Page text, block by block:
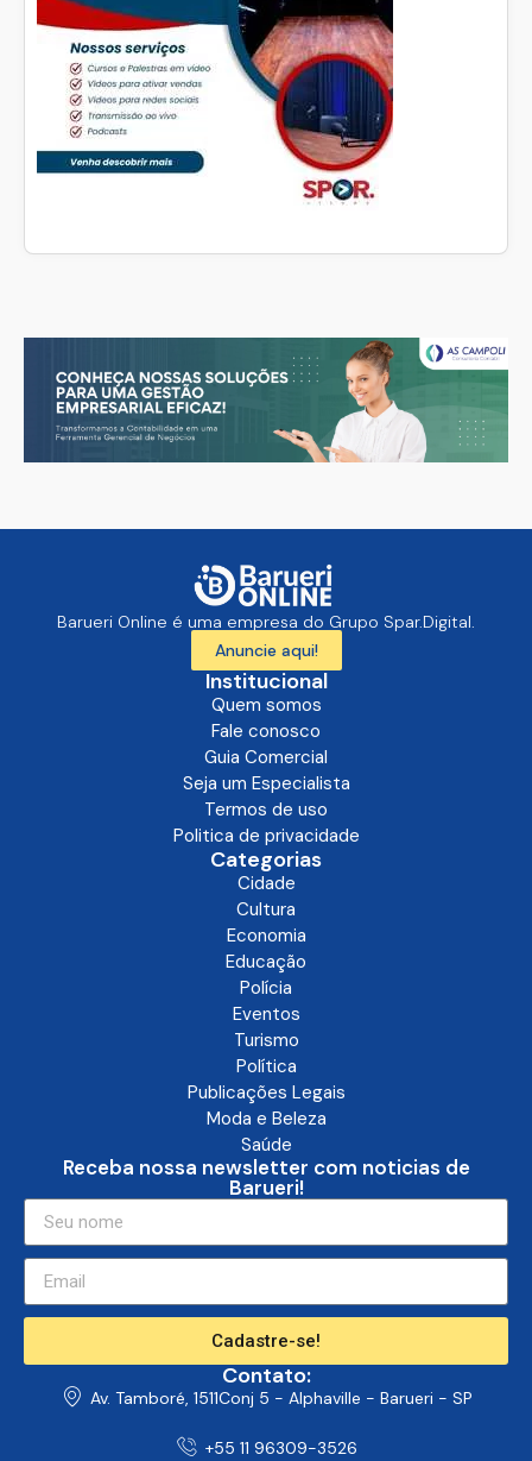
Barueri Online é uma empresa do Grupo Spar.Digital.
Anuncie aqui!
Institucional
Quem somos
Fale conosco
Guia Comercial
Seja um Especialista
Termos de uso
Politica de privacidade
Categorias
Cidade
Cultura
Economia
Educação
Polícia
Eventos
Turismo
Política
Publicações Legais
Moda e Beleza
Saúde
Receba nossa newsletter com noticias de
Barueri!
Cadastre-se!
Contato:
Av. Tamboré, 1511Conj 5 - Alphaville - Barueri - SP
+55 11 96309-3526